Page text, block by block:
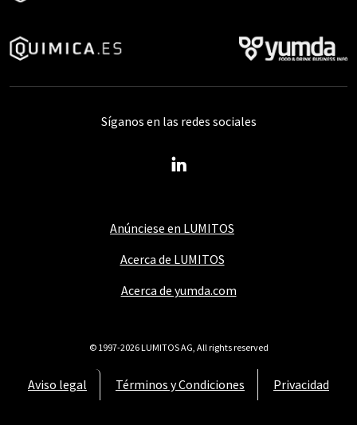
Anúnciese en LUMITOS
Acerca de LUMITOS
Acerca de yumda.com
Aviso legal Términos y Condiciones Privacidad
Síganos en las redes sociales
© 1997-2026 LUMITOS AG, All rights reserved